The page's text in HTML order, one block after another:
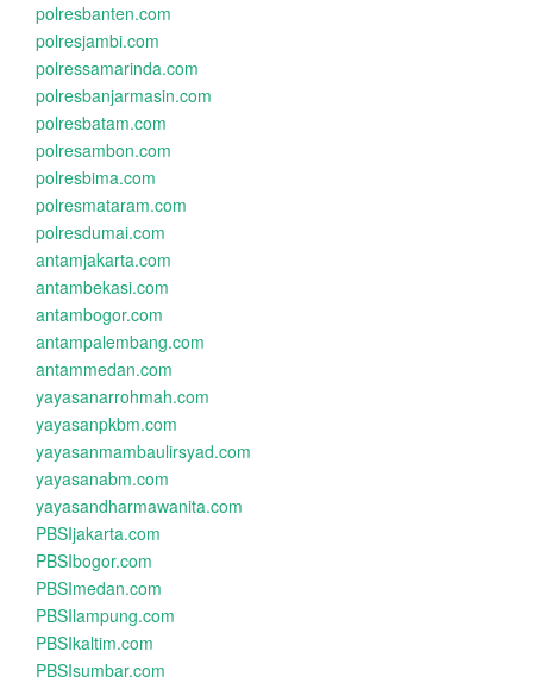
polresbanten.com
polresjambi.com
polressamarinda.com
polresbanjarmasin.com
polresbatam.com
polresambon.com
polresbima.com
polresmataram.com
polresdumai.com
antamjakarta.com
antambekasi.com
antambogor.com
antampalembang.com
antammedan.com
yayasanarrohmah.com
yayasanpkbm.com
yayasanmambaulirsyad.com
yayasanabm.com
yayasandharmawanita.com
PBSIjakarta.com
PBSIbogor.com
PBSImedan.com
PBSIlampung.com
PBSIkaltim.com
PBSIsumbar.com